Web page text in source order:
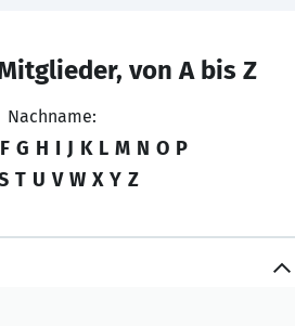
von A bis Z
Nachname:
F G H I J K L M N O P
T U V W X Y Z